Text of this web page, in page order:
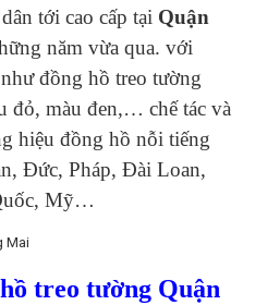
tới cao cấp tại Quận
năm vừa qua. với
đồng hồ treo tường
đỏ, màu đen,… chế tác và
hiệu đồng hồ nỗi tiếng
Đức, Pháp, Đài Loan,
Mỹ…
treo tường Quận